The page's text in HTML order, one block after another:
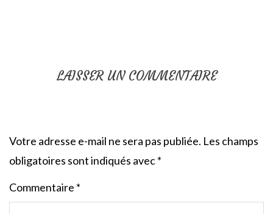
LAISSER UN COMMENTAIRE
Votre adresse e-mail ne sera pas publiée. Les champs
obligatoires sont indiqués avec*
Commentaire *